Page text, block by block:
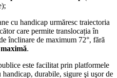
cu handicap urmăresc traiectoria
care permite translocația în
înclinare de maximum 72°, fără
.
este facilitat prin platformele
handicap, durabile, sigure şi uşor de